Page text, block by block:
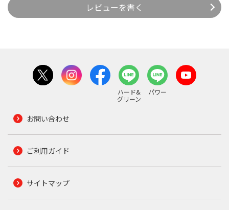
レビューを書く
ハード&
グリーン
パワー
お問い合わせ
ご利用ガイド
サイトマップ